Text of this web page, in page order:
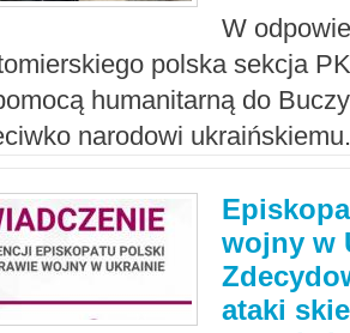
W
polska sekcja
humanitarną do
narodowi
wojny w
ataki